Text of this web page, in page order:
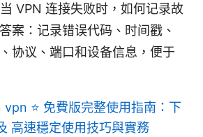
VPN 连接失败时，如何记录故
案：记录错误代码、时间戳、
协议、端口和设备信息，便于
⭐ 免費版完整使用指南：下
高速穩定使用技巧與實務